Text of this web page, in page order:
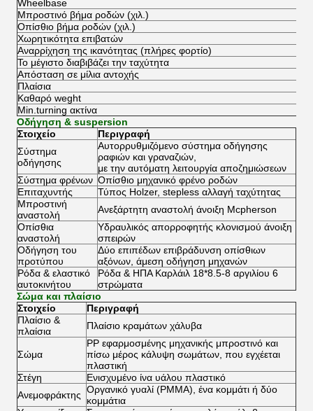
Wheelbase
Μπροστινό βήμα ροδών (χιλ.)
Οπίσθιο βήμα ροδών (χιλ.)
Χωρητικότητα επιβατών
Αναρρίχηση της ικανότητας (πλήρες φορτίο)
Το μέγιστο διαβιβάζει την ταχύτητα
Απόσταση σε μίλια αντοχής
Πλαίσια
Καθαρό weght
Min.turning ακτίνα
Οδήγηση & suspersion
Στοιχείο
Περιγραφή
Σύστημα
οδήγησης
Αυτορρυθμιζόμενο σύστημα οδήγησης
ραφιών και γραναζιών,
με την αυτόματη λειτουργία αποζημιώσεων
Σύστημα φρένων Οπίσθιο μηχανικό φρένο ροδών
Επιταχυντής
Τύπος Holzer, stepless αλλαγή ταχύτητας
Μπροστινή
αναστολή
Ανεξάρτητη αναστολή άνοιξη Mcpherson
Οπίσθια
αναστολή
Υδραυλικός απορροφητής κλονισμού άνοιξη
σπειρών
Οδήγηση του
προτύπου
Δύο επιπέδων επιβράδυνση οπίσθιων
αξόνων, άμεση οδήγηση μηχανών
Ρόδα & ελαστικό
αυτοκινήτου
Ρόδα & ΗΠΑ Καρλάιλ 18*8.5-8 αργιλίου 6
στρώματα
Σώμα και πλαίσιο
Στοιχείο
Περιγραφή
Πλαίσιο &
πλαίσια
Πλαίσιο κραμάτων χάλυβα
Σώμα
PP εφαρμοσμένης μηχανικής μπροστινό και
πίσω μέρος κάλυψη σωμάτων, που εγχέεται
πλαστική
Στέγη
Ενισχυμένο ίνα υάλου πλαστικό
Ανεμοφράκτης Οργανικό γυαλί (PMMA), ένα κομμάτι ή δύο
κομμάτια